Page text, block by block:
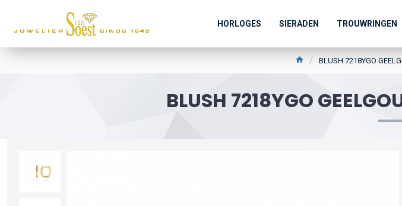
HORLOGES SIERADEN TROUWRINGEN
BLUSH 7218YGO
BLUSH 7218YGO